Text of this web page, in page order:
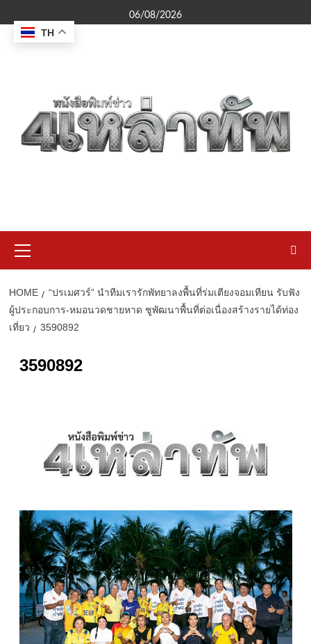
to
content
06/08/2026
Menu
HOME
“ปรเมศวร์” นำทีมเรารักพัทยาลงพื้นที่ร่มเตียงจอมเทียน รับฟัง
ผู้ประกอบการ-หมอนวดชายหาด ชูพัฒนาพื้นที่ต่อเนื่องสร้างรายได้ท่อง
เที่ยว
3590892
3590892
TH